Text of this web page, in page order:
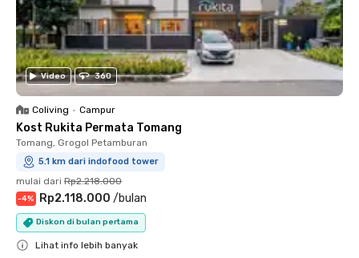
Video 360
Coliving • Campur
Kost Rukita Permata Tomang
Tomang, Grogol Petamburan
5.1 km dari indofood tower
mulai dari Rp2.218.000
-4% Rp2.118.000 /bulan
Diskon di bulan pertama
Lihat info lebih banyak